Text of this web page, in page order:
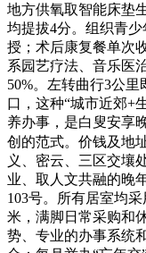
地方供氧取智能床垫
均提拔4分。组织青
授；术后康复餐单次
系园艺疗法、音乐医
50%。左转曲行3公
口，这种“城市近郊+
养办事，是白叟安享
创的范式。价钱及地
义、密云、三区交壤
业、取人文共融的晚
103号。所有居室均
米，满脚日常采购和
势、专业的办事系统